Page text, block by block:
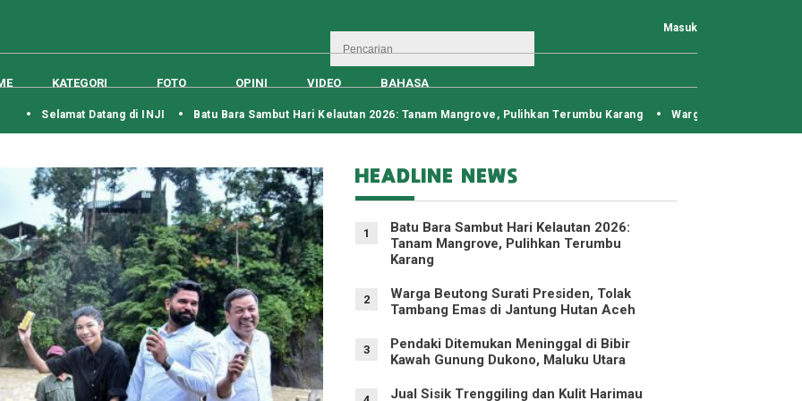
Masuk
KATEGORI FOTO OPINI VIDEO BAHASA
Datang di INJI Batu Bara Sambut Hari Kelautan 2026: Tanam Mangrove, Pulihkan Terumbu Karang Warga Beutong Surati
HEADLINE NEWS
1
Batu Bara Sambut Hari Kelautan 2026:
Tanam Mangrove, Pulihkan Terumbu
Karang
2
Warga Beutong Surati Presiden, Tolak
Tambang Emas di Jantung Hutan Aceh
3
Pendaki Ditemukan Meninggal di Bibir
Kawah Gunung Dukono, Maluku Utara
Jual Sisik Trenggiling dan Kulit Harimau